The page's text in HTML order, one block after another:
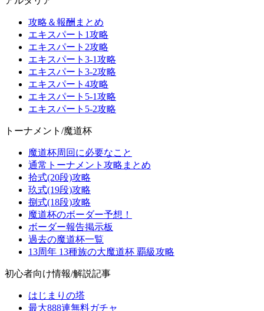
攻略＆報酬まとめ
エキスパート1攻略
エキスパート2攻略
エキスパート3-1攻略
エキスパート3-2攻略
エキスパート4攻略
エキスパート5-1攻略
エキスパート5-2攻略
トーナメント/魔道杯
魔道杯周回に必要なこと
通常トーナメント攻略まとめ
拾式(20段)攻略
玖式(19段)攻略
捌式(18段)攻略
魔道杯のボーダー予想！
ボーダー報告掲示板
過去の魔道杯一覧
13周年 13種族の大魔道杯 覇級攻略
初心者向け情報/解説記事
はじまりの塔
最大888連無料ガチャ